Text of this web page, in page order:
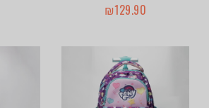
₪129.90